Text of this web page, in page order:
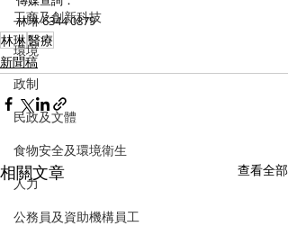
工商及創新科技
環境
政制
民政及文體
食物安全及環境衛生
人力
公務員及資助機構員工
林琳 6344 0879
林琳醫療
新聞稿
相關文章 查看全部